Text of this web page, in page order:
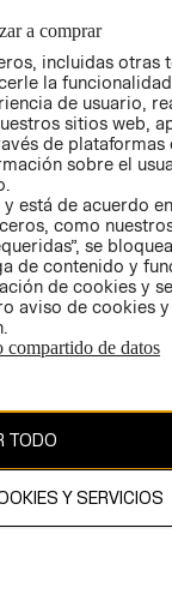
TIENDAS
- RETIRO EN
TIENDA
TÉRMINOS Y
CONDICIONES
AVISO DE
PRIVACIDAD
GIFT CARD
AVISO DE
COOKIES
a comprar
incluidas otras
la
de usuario,
sitios web,
de plataformas
sobre el
está de acuerdo
como
se
de contenido y
de cookies y
aviso de cookies
compartido de datos
TODO
Y SERVICIOS